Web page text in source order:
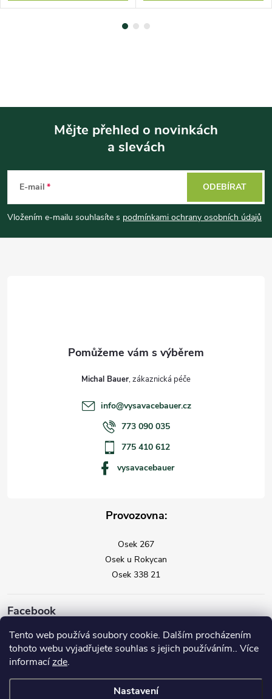
Tento web používá soubory cookie. Dalším procházením
tohoto webu vyjadřujete souhlas s jejich používáním.. Více
informacízde.
Nastavení
p
a
Mějte přehled o novinkách
a slevách
E-mail
Vložením e-mailu souhlasíte s podmínkami ochrany osobních údajů
ODEBÍRAT
Michal Bauer
info@vysavacebauer.cz
773 090 035
775 410 612
vysavacebauer
Provozovna:
Osek 267
Osek u Rokycan
Osek 338 21
Facebook